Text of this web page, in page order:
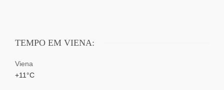
TEMPO EM VIENA:
Viena
+11°C